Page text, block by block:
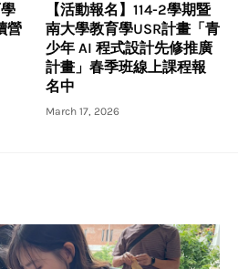
營
【活動報名】114-2學期暨
南大學教育學USR計畫「青
少年 AI 程式設計先修推廣
計畫」春季班線上課程報
名中
March 17, 2026